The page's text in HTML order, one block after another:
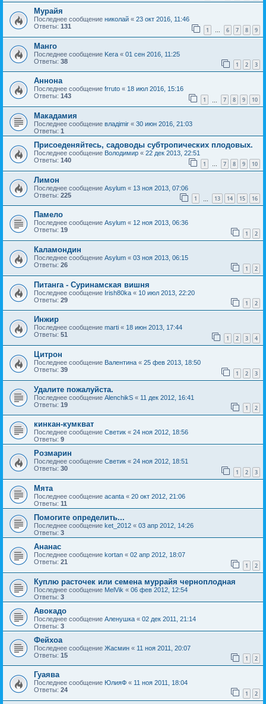
Мурайя
Последнее сообщение николай « 23 окт 2016, 11:46
Ответы: 131 1 … 6 7 8 9
Манго
Последнее сообщение Kera « 01 сен 2016, 11:25
Ответы: 38 1 2 3
Аннона
Последнее сообщение frruto « 18 июл 2016, 15:16
Ответы: 143 1 7 8 9 10
Макадамия
Последнее сообщение владimir « 30 июн 2016, 21:03
Ответы: 1
Присоеденяйтесь, садоводы субтропических плодовых.
Последнее сообщение Володимир « 22 дек 2013, 22:51
Ответы: 140 1 … 7 8 9 10
Лимон
Последнее сообщение Asylum « 13 ноя 2013, 07:06
Ответы: 225 1 13 14 15 16
Памело
Последнее сообщение Asylum « 12 ноя 2013, 06:36
Ответы: 19 1 2
Каламондин
Последнее сообщение Asylum « 03 ноя 2013, 06:15
Ответы: 26 1 2
Питанга - Суринамская вишня
Последнее сообщение Irish80ka « 10 июл 2013, 22:20
Ответы: 29 1 2
Инжир
Последнее сообщение marti « 18 июн 2013, 17:44
Ответы: 51 1 2 3 4
Цитрон
Последнее сообщение Валентина « 25 фев 2013, 18:50
Ответы: 39 1 2 3
Удалите пожалуйста.
Последнее сообщение AlenchikS « 11 дек 2012, 16:41
Ответы: 19 1 2
кинкан-кумкват
Последнее сообщение Светик « 24 ноя 2012, 18:56
Ответы: 9
Розмарин
Последнее сообщение Светик « 24 ноя 2012, 18:51
Ответы: 30 1 2 3
Мята
Последнее сообщение acanta « 20 окт 2012, 21:06
Ответы: 11
Помогите определить...
Последнее сообщение ket_2012 « 03 апр 2012, 14:26
Ответы: 3
Ананас
Последнее сообщение kortan « 02 апр 2012, 18:07
Ответы: 21 1 2
Куплю расточек или семена муррайя черноплодная
Последнее сообщение MelVik « 06 фев 2012, 12:54
Ответы: 3
Авокадо
Последнее сообщение Аленушка « 02 дек 2011, 21:14
Ответы: 3
Фейхоа
Последнее сообщение Жасмин « 11 ноя 2011, 20:07
Ответы: 15 1 2
Гуаява
Последнее сообщение ЮлияФ « 11 ноя 2011, 18:04
Ответы: 24 1 2